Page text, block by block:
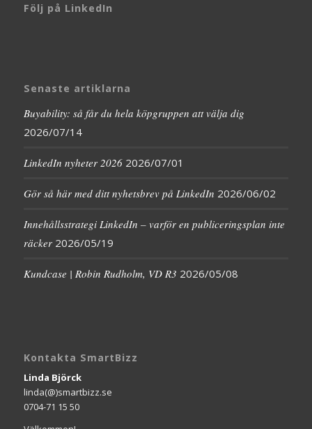
Följ på LinkedIn
Senaste artiklarna
Buyability: så får du hela köpgruppen att välja dig
2026/07/14
LinkedIn nyheter 2026 2026/07/01
Gör så här med ditt nyhetsbrev på LinkedIn 2026/06/02
Innehållsstrategi LinkedIn – varför en publiceringsplan inte
räcker 2026/05/19
Kundcase | Robin Rudholm, VD R3 2026/05/08
Kontakta SmartBizz
Linda Björck
linda(@)smartbizz.se
0704-71 15 50